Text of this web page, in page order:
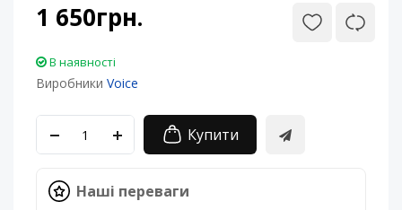
1 650грн.
В наявності
Виробники Voice
Купити
Наші переваги